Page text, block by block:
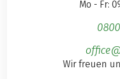
Mo - Fr:
Wir freuen